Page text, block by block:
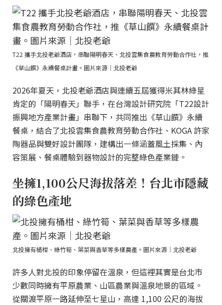
T22 攜手北投老爺酒店，串聯陽明春天、北投雲集食農教育勞動合作社，推
《草山饌》永續餐桌計畫。圖片來源｜北投老爺
2026年夏天，北投老爺酒店與連續五屆獲得米其林綠星
肯定的「陽明春天」聯手，在台灣設計研究院「T22設計
振興地方產業計畫」串聯下，共同推出《草山饌》永續
餐桌，結合了北投雲集食農教育勞動合作社、KOGA 許家
陶器品與雙好設計團隊，建構出一條涵蓋風土採集、內
容策展、餐桌體驗到器物設計的完整綠色產業鏈。
坐擁1,100公尺海拔落差！台北市隱藏
的綠色產地
北投擁有桶柑、綠竹筍、葉菜與香草等多樣農產。圖片來源｜北投老爺
許多人對北投的印象停留在溫泉，但這裡其實是台北市
少數同時擁有平原農業、山區農業與溫泉地景的區域。
從關渡平原一路延伸至七星山，高達 1,100 公尺的海拔